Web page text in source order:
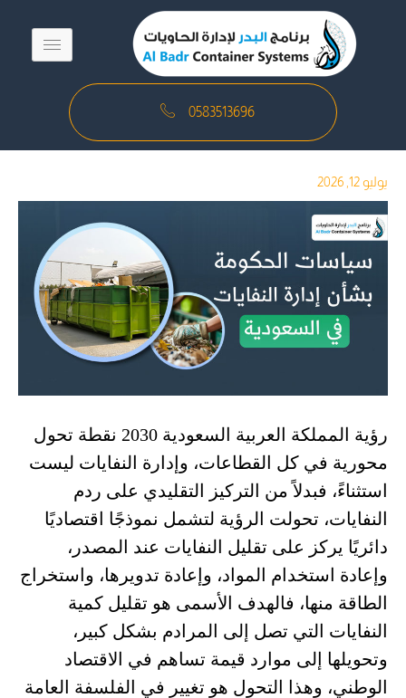
0583513696
يوليو 12, 2026
رؤية المملكة العربية السعودية 2030 نقطة تحول
محورية في كل القطاعات، وإدارة النفايات ليست
استثناءً، فبدلاً من التركيز التقليدي على ردم
النفايات، تحولت الرؤية لتشمل نموذجًا اقتصاديًا
دائريًا يركز على تقليل النفايات عند المصدر،
وإعادة استخدام المواد، وإعادة تدويرها، واستخراج
الطاقة منها، فالهدف الأسمى هو تقليل كمية
النفايات التي تصل إلى المرادم بشكل كبير،
وتحويلها إلى موارد قيمة تساهم في الاقتصاد
الوطني، وهذا التحول هو تغيير في الفلسفة العامة